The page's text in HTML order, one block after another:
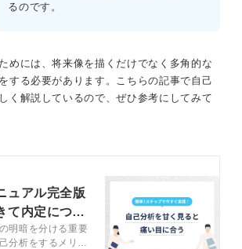
るのです。
めには、将来像を描くだけでなく多角的な
する必要があります。こちらの記事で自己
く解説しているので、ぜひ参考にしてみて
ュアル完全版
て内定につな
説
明暗を分ける重要
分析をするメリッ